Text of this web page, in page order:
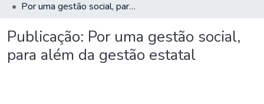
Por uma gestão social, para além da gestão estatal
Publicação: Por uma gestão social,
para além da gestão estatal